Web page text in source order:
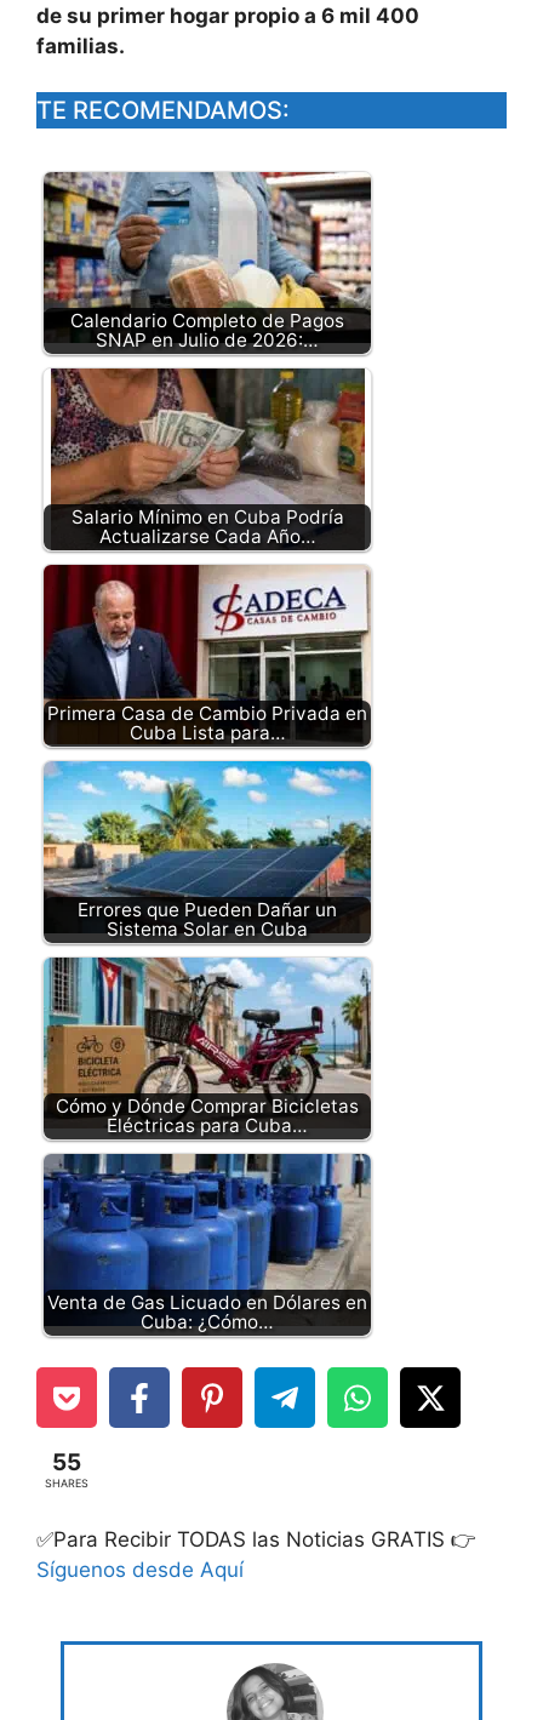
de su primer hogar propio a 6 mil 400
familias.
TE RECOMENDAMOS:
Calendario Completo de Pagos
SNAP en Julio de 2026:…
Salario Mínimo en Cuba Podría
Actualizarse Cada Año…
Primera Casa de Cambio Privada en
Cuba Lista para…
Errores que Pueden Dañar un
Sistema Solar en Cuba
Cómo y Dónde Comprar Bicicletas
Eléctricas para Cuba…
Venta de Gas Licuado en Dólares en
Cuba: ¿Cómo…
55
SHARES
✅Para Recibir TODAS las Noticias GRATIS 👉
Síguenos desde Aquí